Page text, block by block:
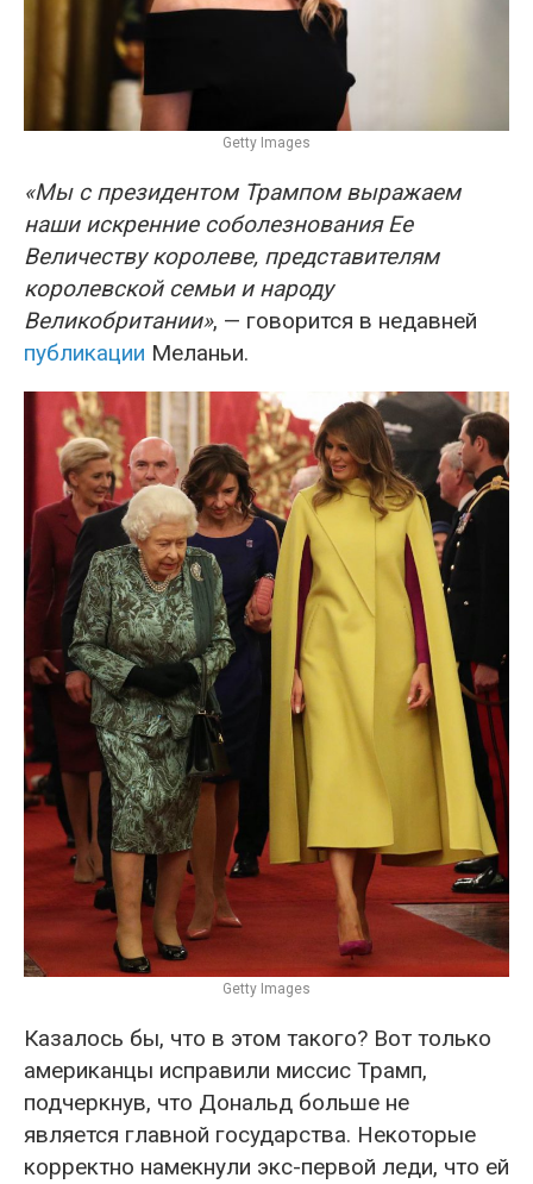
Getty Images
«Мы с президентом Трампом выражаем
наши искренние соболезнования Ее
Величеству королеве, представителям
королевской семьи и народу
Великобритании», — говорится в недавней
публикации Меланьи.
Getty Images
Казалось бы, что в этом такого? Вот только
американцы исправили миссис Трамп,
подчеркнув, что Дональд больше не
является главной государства. Некоторые
корректно намекнули экс-первой леди, что ей